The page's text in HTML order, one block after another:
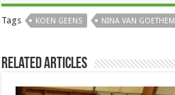
Tags KOEN GEENS NINA VAN GOETHEM
Related Articles